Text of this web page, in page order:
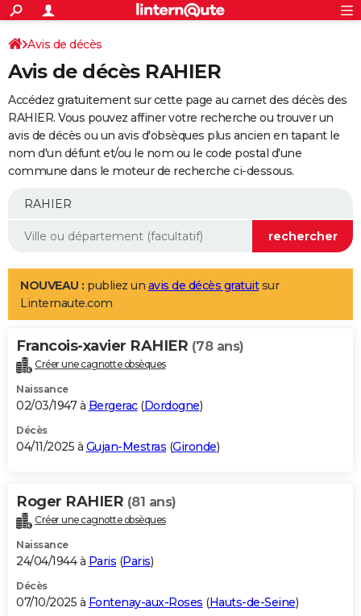
ACTUALITÉS
Politique
Société
Faits Divers
Education
Monde
Villes
+
SPORT
Coupe du monde 2026
Football
Tennis
Cyclisme
Rugby
Forum
Programme TV
TNT
Streaming
Cinéma
Sorties cinéma
Musique
+
FINANCE
Retraite
Epargne
Immobilier
Risques naturels par ville
Banque
Assurance
AUTO
Essais
Réserver un essai
Citadines
Berlines
SUV
Forum auto
+
Mobiles
Meilleur smartphone
Internet
Ordinateurs
Jeux vidéo
Guide high-tech
Aménagement intérieur
LIFESTYLE
Art de vivre
Bien-être
Loisirs
Mode
Modes de vie
Alimentation
Guide de la santé
Maladies
Médicaments
Sommeil
VOYAGE
Destinations
City break
Voyage nature
Voyage de noces
Forum
Climat
+PHOTO
GUIDES D'ACHAT
BONS PLANS
Carte de Noël
Carte Bonne année
Carte Saint-Valentin
Carte Pâques
Carte d'anniversaire
DICTIONNAIRE
Dictionnaire
Biographies
Citations
Expressions
Proverbes
PROGRAMME TV
S'inscrire
Se connecter
Lycées
Collèges
Primaires
Universités
Entreprises
Service militaire
Avis de recherche
AVIS DE DÉCÈS
Avis de décès
Avis de décès RAHIER
Accédez gratuitement sur cette page au carnet des décès des
RAHIER. Vous pouvez affiner votre recherche ou trouver un
avis de décès ou un avis d'obsèques plus ancien en tapant le
nom d'un défunt et/ou le nom ou le code postal d'une
commune dans le moteur de recherche ci-dessous.
NOUVEAU : publiez un avis de décès gratuitsur
Linternaute.com
Francois-xavier RAHIER (78 ans)
Créer une cagnotte obsèques
Naissance
02/03/1947 à Bergerac(Dordogne)
Décès
04/11/2025 à Gujan-Mestras (Gironde)
Roger RAHIER (81 ans)
Créer une cagnotte obsèques
Naissance
24/04/1944 à Paris (Paris)
Décès
07/10/2025 à Fontenay-aux-Roses (Hauts-de-Seine)